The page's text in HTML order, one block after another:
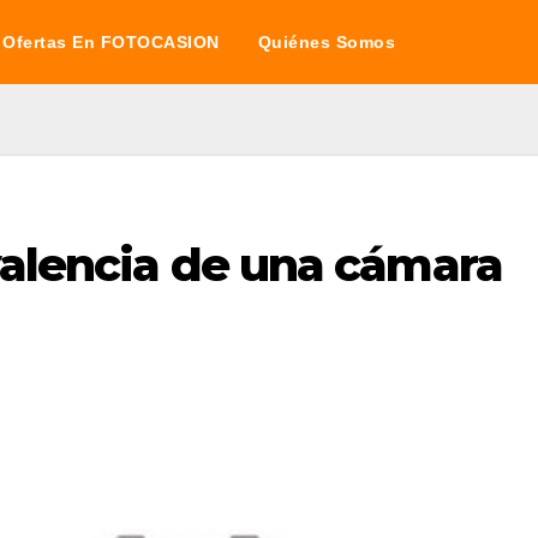
Ofertas En FOTOCASION Quiénes Somos
de una cámara